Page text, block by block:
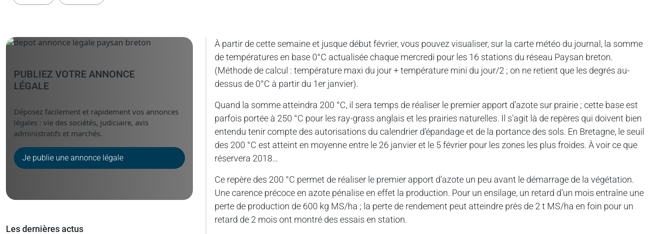
À partir de cette semaine et jusque début février, vous pouvez visualiser, sur la carte météo du journal, la somme
de températures en base 0°C actualisée chaque mercredi pour les 16 stations du réseau Paysan breton.
(Méthode de calcul : température maxi du jour + température mini du jour/2 ; on ne retient que les degrés au-
dessus de 0°C à partir du 1er janvier).
Quand la somme atteindra 200 °C, il sera temps de réaliser le premier apport d’azote sur prairie ; cette base est
parfois portée à 250 °C pour les ray-grass anglais et les prairies naturelles. Il s’agit là de repères qui doivent bien
entendu tenir compte des autorisations du calendrier d’épandage et de la portance des sols. En Bretagne, le seuil
des 200 °C est atteint en moyenne entre le 26 janvier et le 5 février pour les zones les plus froides. À voir ce que
réservera 2018…
Ce repère des 200 °C permet de réaliser le premier apport d’azote un peu avant le démarrage de la végétation.
Une carence précoce en azote pénalise en effet la production. Pour un ensilage, un retard d’un mois entraîne une
perte de production de 600 kg MS/ha ; la perte de rendement peut atteindre près de 2 t MS/ha en foin pour un
retard de 2 mois ont montré des essais en station.
PUBLIEZ VOTRE ANNONCE
LÉGALE
Déposez facilement et rapidement vos annonces
légales : vie des sociétés, judiciaire, avis
administratifs et marchés.
Je publie une annonce légale
Les dernières actus